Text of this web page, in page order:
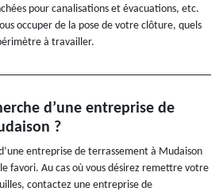
pour canalisations et évacuations, etc.
occuper de la pose de votre clôture, quels
à travailler.
d’une entreprise de
?
entreprise de terrassement à Mudaison
favori. Au cas où vous désirez remettre votre
contactez une entreprise de